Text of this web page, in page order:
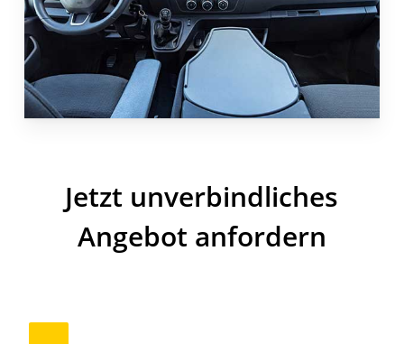
Jetzt unverbindliches
Angebot anfordern